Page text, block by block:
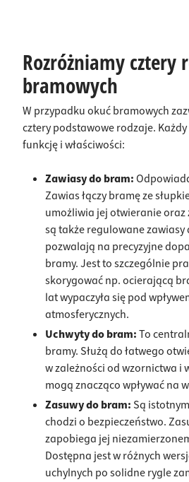
Rozróżniamy cztery
bramowych
W przypadku okuć bramowych
cztery podstawowe rodzaje. Każdy
funkcję i właściwości:
Zawiasy do bram:
Zawias łączy bramę ze
umożliwia jej otwieranie oraz
są także regulowane
pozwalają na precyzyjne
bramy. Jest to szczególnie
skorygować np. ocierającą
lat wypaczyła się pod
atmosferycznych.
Uchwyty do bram:To
bramy. Służą do łatwego
w zależności od wzornictwa i
mogą znacząco wpływać na
Zasuwy do bram: Są
chodzi o bezpieczeństwo.
zapobiega jej
Dostępna jest w różnych
uchylnych po solidne rygle